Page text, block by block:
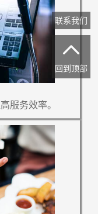
服务效率。
联系我们

回到顶部